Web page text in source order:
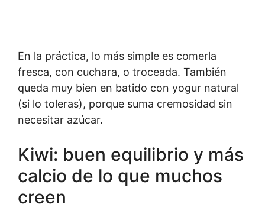
En la práctica, lo más simple es comerla
fresca, con cuchara, o troceada. También
queda muy bien en batido con yogur natural
(si lo toleras), porque suma cremosidad sin
necesitar azúcar.
Kiwi: buen equilibrio y más
calcio de lo que muchos
creen